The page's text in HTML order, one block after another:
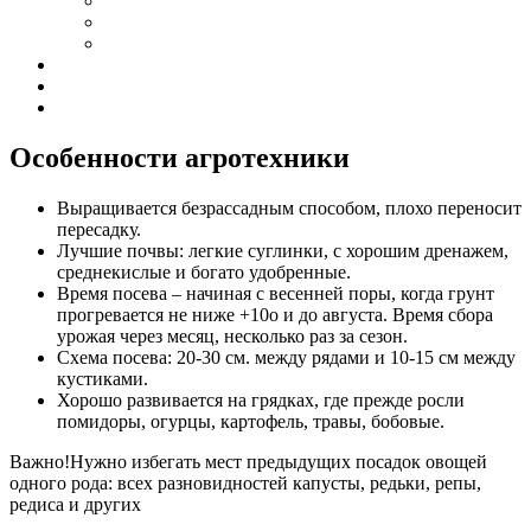
Особенности агротехники
Выращивается безрассадным способом, плохо переносит
пересадку.
Лучшие почвы: легкие суглинки, с хорошим дренажем,
среднекислые и богато удобренные.
Время посева – начиная с весенней поры, когда грунт
прогревается не ниже +10о и до августа. Время сбора
урожая через месяц, несколько раз за сезон.
Схема посева: 20-30 см. между рядами и 10-15 см между
кустиками.
Хорошо развивается на грядках, где прежде росли
помидоры, огурцы, картофель, травы, бобовые.
Важно!Нужно избегать мест предыдущих посадок овощей
одного рода: всех разновидностей капусты, редьки, репы,
редиса и других